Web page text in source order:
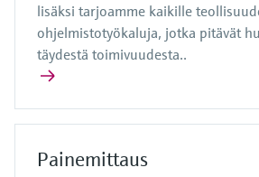
lisäksi tarjoamme kaikille
ohjelmistotyökaluja, jotka pitävät
täydestä toimivuudesta..
Painemittaus